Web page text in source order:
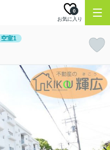
お気に入り
0
空室1